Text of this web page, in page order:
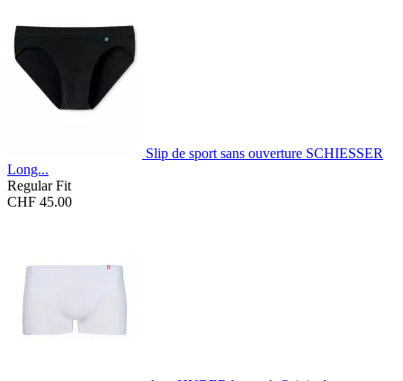
Slip de sport sans ouverture SCHIESSER
Long...
Regular Fit
CHF 45.00